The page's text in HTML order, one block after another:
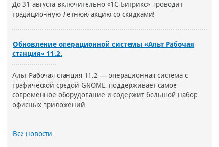
До 31 августа включительно «1С-Битрикс» проводит
традиционную Летнюю акцию со скидками!
Обновление операционной системы «Альт Рабочая
станция» 11.2.
Альт Рабочая станция 11.2 — операционная система с
графической средой GNOME, поддерживает самое
современное оборудование и содержит большой набор
офисных приложений
Все новости